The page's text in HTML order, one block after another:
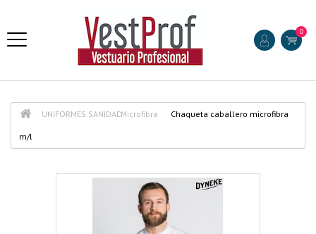
0
UNIFORMES SANIDADMicrofibra Chaqueta caballero microfibra
m/l